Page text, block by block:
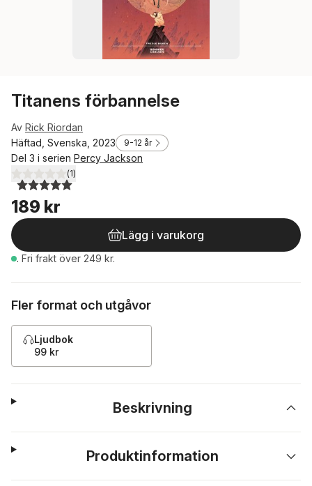
Titanens förbannelse
Av Rick Riordan
Häftad, Svenska, 2023
9-12 år
Del 3 i serien Percy Jackson
5,0utav 5 stjärnor. Totalt antal röster:
(1)
189 kr
Lägg i varukorg
. Fri frakt över 249 kr.
Fler format och utgåvor
Ljudbok
99 kr
Beskrivning
Produktinformation